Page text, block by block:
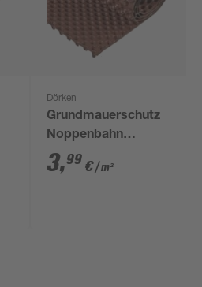
Dörken
Grundmauerschutz
Noppenbahn
'DELTA®-MS' 100 x
2000 cm
3,99 €/ m²